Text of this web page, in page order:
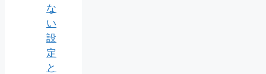
な
い
設
定
と